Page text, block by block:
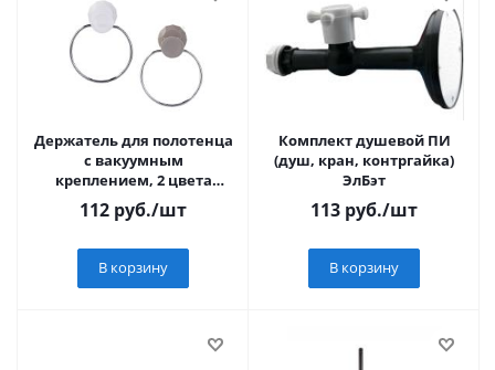
Держатель для полотенца
с вакуумным
креплением, 2 цвета
VETTA Love
112 руб./шт
В корзину
Комплект душевой ПИ
(душ, кран, контргайка)
ЭлБэт
113 руб./шт
В корзину